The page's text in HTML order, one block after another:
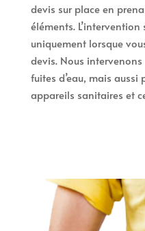
devis sur place en
éléments.
uniquement lorsque
devis. Nous
fuites d’eau, mais
appareils sanitaires et